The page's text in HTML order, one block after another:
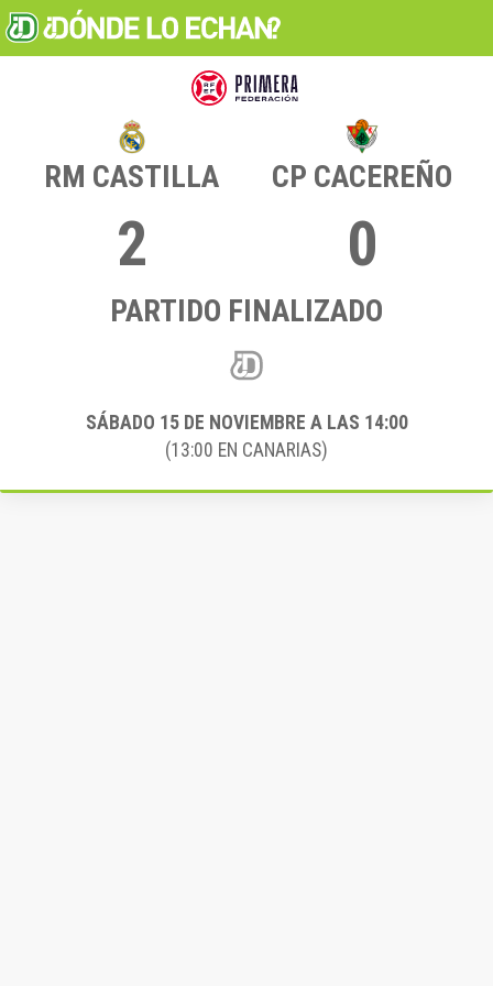
RM CASTILLA CP CACEREÑO
2 0
PARTIDO FINALIZADO
SÁBADO 15DE NOVIEMBRE A LAS 14:00
(13:00 EN CANARIAS)